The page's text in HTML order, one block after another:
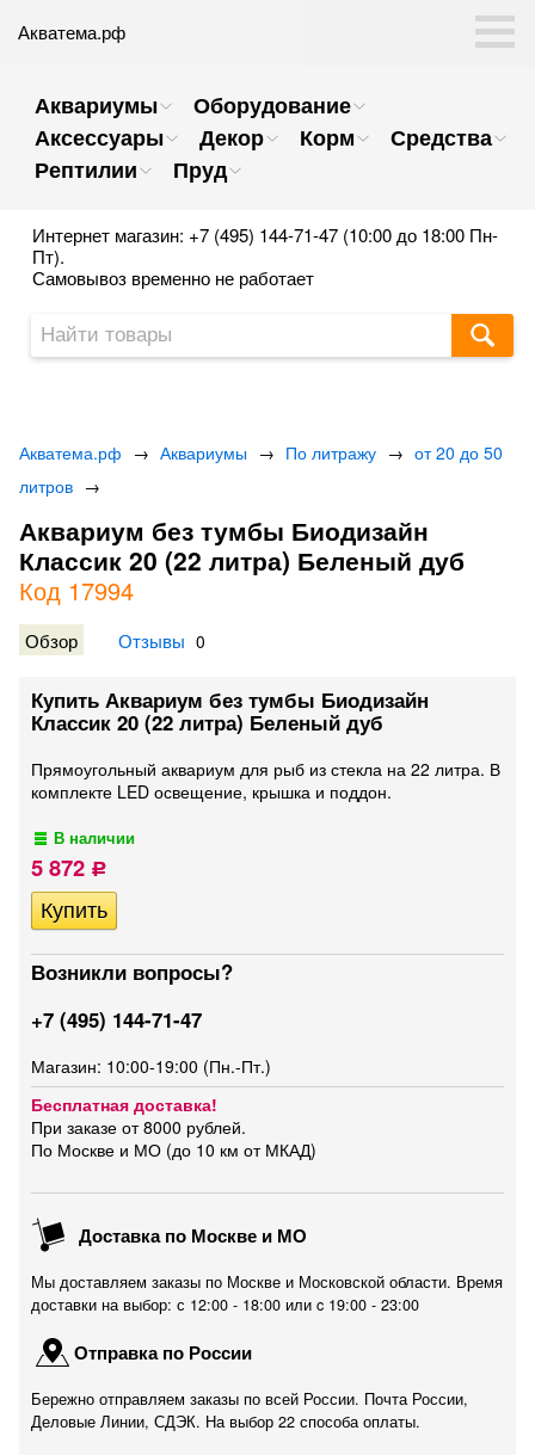
Акватема.рф
Аквариумы
Оборудование
Аксессуары
Декор Корм
Средства
Рептилии
Пруд
Интернет магазин: +7 (495) 144-71-47 (10:00 до 18:00 Пн-
Пт).
Самовывоз временно не работает
Акватема.рф → Аквариумы → По литражу → от 20 до 50
литров →
Аквариум без тумбы Биодизайн
Классик 20 (22 литра) Беленый дуб
Код 17994
Обзор Отзывы 0
Купить Аквариум без тумбы Биодизайн
Классик 20 (22 литра) Беленый дуб
Прямоугольный аквариум для рыб из стекла на 22 литра. В
комплекте LED освещение, крышка и поддон.
В наличии
5 872 Р
Возникли вопросы?
+7 (495) 144-71-47
Магазин: 10:00-19:00 (Пн.-Пт.)
Бесплатная доставка!
При заказе от 8000 рублей.
По Москве и МО (до 10 км от МКАД)
Доставка по Москве и МО
Мы доставляем заказы по Москве и Московской области. Время
доставки на выбор: с 12:00 - 18:00 или c 19:00 - 23:00
Отправка по России
Бережно отправляем заказы по всей России. Почта России,
Деловые Линии, СДЭК. На выбор 22 способа оплаты.